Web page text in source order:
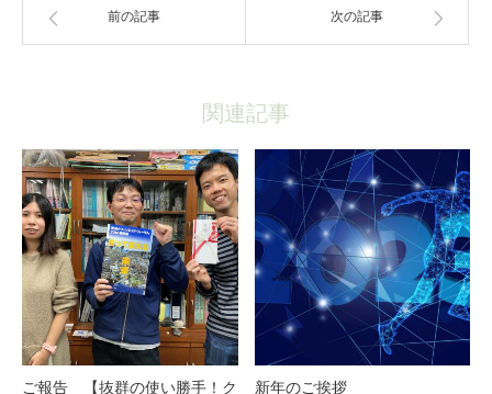
前の記事 次の記事
関連記事
ご報告 【抜群の使い勝手！ク
新年のご挨拶